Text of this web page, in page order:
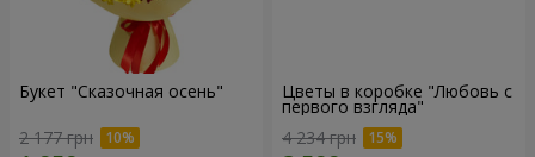
Букет "Сказочная осень"
2 177 грн
Цветы в коробке "Любовь с
первого взгляда"
4 234 грн